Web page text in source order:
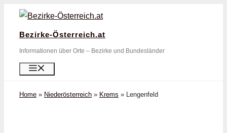
Zum
springen
Bezirke-Österreich.at
Informationen über Orte – Bezirke und Bundesländer
Home » Niederösterreich » Krems » Lengenfeld